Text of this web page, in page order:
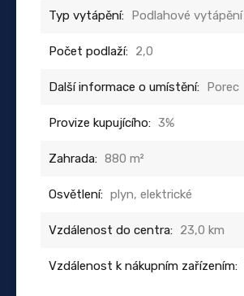
Typ vytápění: Podlahové vytápění
Počet podlaží: 2,0
Další informace o umístění: Porec
Provize kupujícího: 3%
Zahrada: 880 m²
Osvětlení: plyn, elektrické
Vzdálenost do centra: 23,0 km
Vzdálenost k nákupním zařízením: